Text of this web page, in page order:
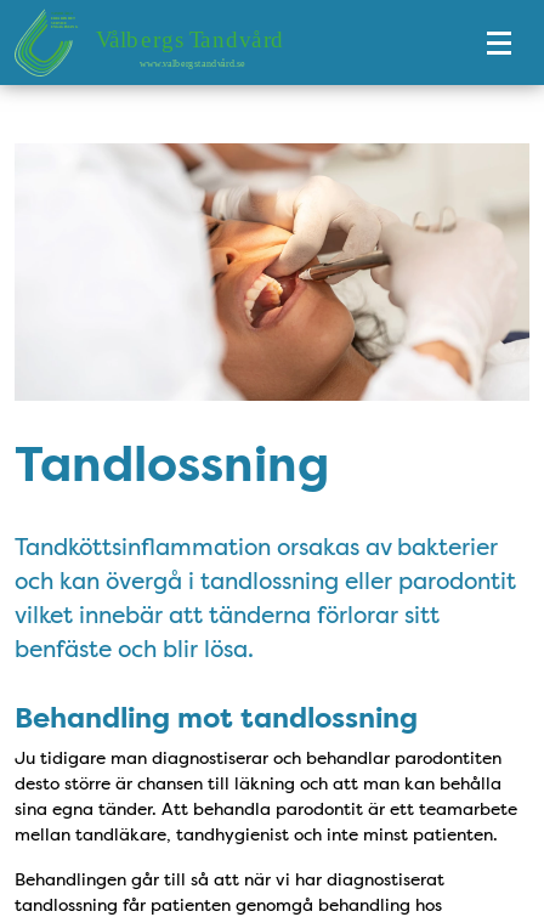
Tillgänglighetsmeny
Tandlossning
Tandköttsinflammation orsakas av bakterier
och kan övergå i tandlossning eller parodontit
vilket innebär att tänderna förlorar sitt
benfäste och blir lösa.
Behandling mot tandlossning
Ju tidigare man diagnostiserar och behandlar parodontiten
desto större är chansen till läkning och att man kan behålla
sina egna tänder. Att behandla parodontit är ett teamarbete
mellan tandläkare, tandhygienist och inte minst patienten.
Behandlingen går till så att när vi har diagnostiserat
tandlossning får patienten genomgå behandling hos